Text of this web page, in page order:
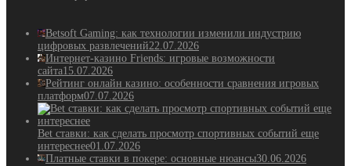
Betsoft Gaming: как технологии изменили индустрию
цифровых развлечений22.07.2026
Интернет-казино Friends: игровые возможности
сайта15.07.2026
Рейтинг онлайн казино: особенности сравнения игровых
платформ07.07.2026
Bet ставки: как сделать просмотр спортивных событий еще
интереснее01.07.2026
Платные ставки в покере: основные нюансы30.06.2026